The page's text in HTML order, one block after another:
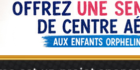
3 personnes viennent de nous
3 personnes viennent de faire
Odaya vient de donner son Maasser
13 personnes viennent de